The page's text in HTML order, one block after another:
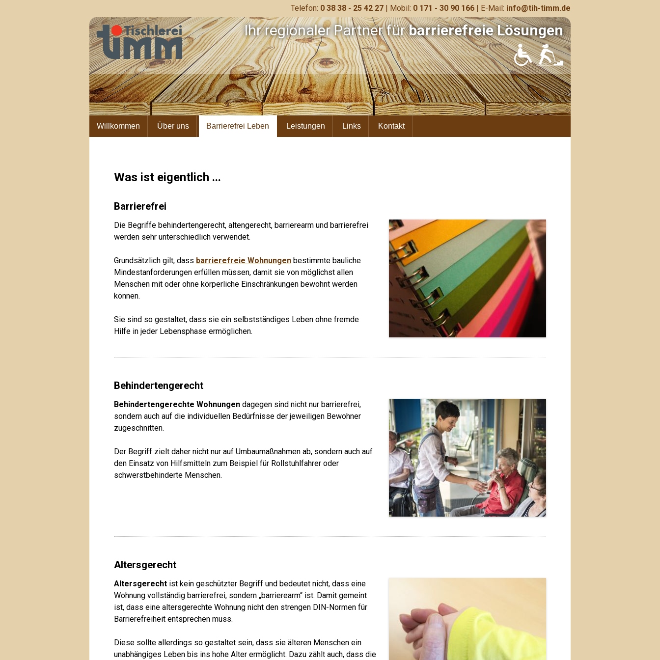
Telefon: 0 38 38 - 25 42 27 | Mobil: 0 171 - 30 90 166 | E-Mail: info@tih-timm.de
Willkommen Über uns Barrierefrei Leben Leistungen Links Kontakt
Ihr regionaler Partner fürbarrierefreie Lösungen
Was ist eigentlich ...
Barrierefrei
Die Begriffe behindertengerecht, altengerecht, barrierearm und barrierefrei
werden sehr unterschiedlich verwendet.
Grundsätzlich gilt, dass barrierefreie Wohnungen bestimmte bauliche
Mindestanforderungen erfüllen müssen, damit sie von möglichst allen
Menschen mit oder ohne körperliche Einschränkungen bewohnt werden
können.
Sie sind so gestaltet, dass sie ein selbstständiges Leben ohne fremde
Hilfe in jeder Lebensphase ermöglichen.
Behindertengerecht
Behindertengerechte Wohnungen dagegen sind nicht nur barrierefrei,
sondern auch auf die individuellen Bedürfnisse der jeweiligen Bewohner
zugeschnitten.
Der Begriff zielt daher nicht nur auf Umbaumaßnahmen ab, sondern auch auf
den Einsatz von Hilfsmitteln zum Beispiel für Rollstuhlfahrer oder
schwerstbehinderte Menschen.
Altersgerecht
Altersgerecht ist kein geschützter Begriff und bedeutet nicht, dass eine
Wohnung vollständig barrierefrei, sondern „barrierearm“ ist. Damit gemeint
ist, dass eine altersgerechte Wohnung nicht den strengen DIN-Normen für
Barrierefreiheit entsprechen muss.
Diese sollte allerdings so gestaltet sein, dass sie älteren Menschen ein
unabhängiges Leben bis ins hohe Alter ermöglicht. Dazu zählt auch, dass die